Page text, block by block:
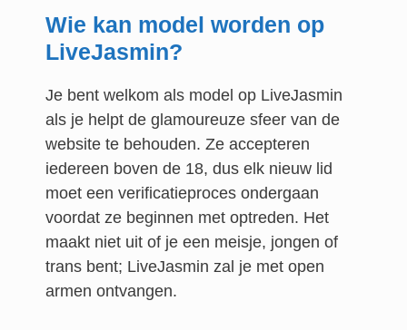
Wie kan model worden op
LiveJasmin?
Je bent welkom als model op LiveJasmin
als je helpt de glamoureuze sfeer van de
website te behouden. Ze accepteren
iedereen boven de 18, dus elk nieuw lid
moet een verificatieproces ondergaan
voordat ze beginnen met optreden. Het
maakt niet uit of je een meisje, jongen of
trans bent; LiveJasmin zal je met open
armen ontvangen.